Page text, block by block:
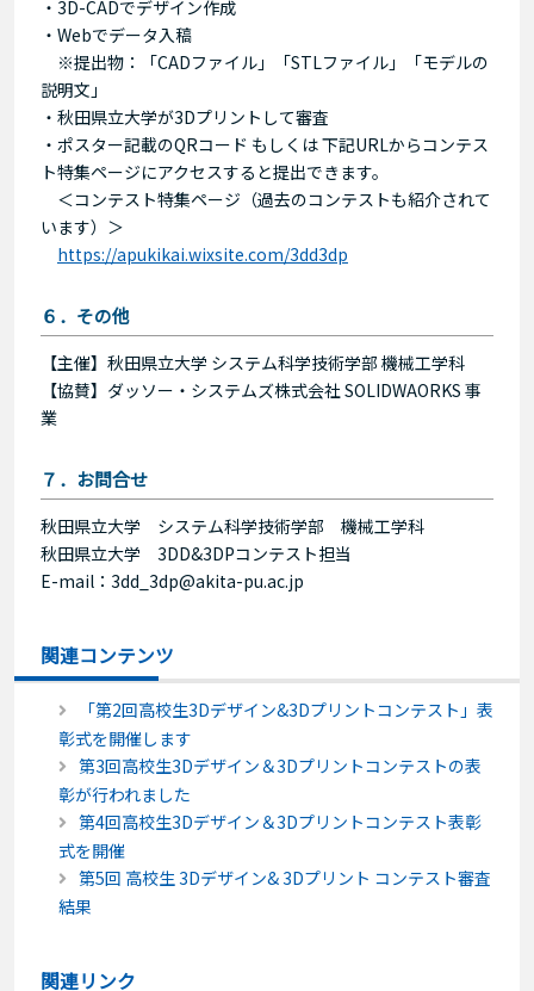
・3D-CADでデザイン作成
・Webでデータ入稿
※提出物：「CADファイル」「STLファイル」「モデルの
説明文」
・秋田県立大学が3Dプリントして審査
・ポスター記載のQRコード もしくは 下記URLからコンテス
ト特集ページにアクセスすると提出できます。
＜コンテスト特集ページ（過去のコンテストも紹介されて
います）＞
https://apukikai.wixsite.com/3dd3dp
６．その他
【主催】秋田県立大学 システム科学技術学部 機械工学科
【協賛】ダッソー・システムズ株式会社 SOLIDWAORKS 事
業
７．お問合せ
秋田県立大学 システム科学技術学部 機械工学科
秋田県立大学 3DD&3DPコンテスト担当
E-mail：3dd_3dp@akita-pu.ac.jp
関連コンテンツ
「第2回高校生3Dデザイン&3Dプリントコンテスト」表
彰式を開催します
第3回高校生3Dデザイン＆3Dプリントコンテストの表
彰が行われました
第4回高校生3Dデザイン＆3Dプリントコンテスト表彰
式を開催
第5回 高校生 3Dデザイン& 3Dプリント コンテスト審査
結果
関連リンク